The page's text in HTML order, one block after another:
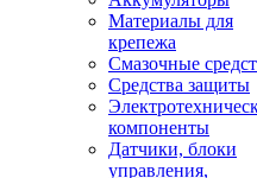
Материалы для
крепежа
Смазочные
Средства защиты
компоненты
Датчики, блоки
управления,